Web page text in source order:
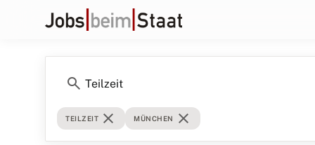
search
TEILZEIT close MÜNCHEN close